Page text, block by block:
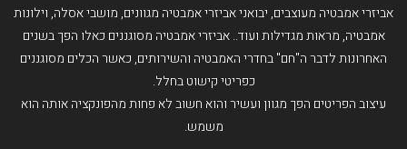
אביזרי אמבטיה מעוצבים, יבואני אביזרי אמבטיה מגוונים, מושבי אסלה, וילונות
אמבטיה, מראות מגדילות ועוד.. אביזרי אמבטיה מסוגננים כאלו הפך בשנים
האחרונות לדבר ה"חם" בחדרי האמבטיה והשירותים, כאשר הכלים מסוגננים
כפריטי קישוט בחלל.
עיצוב הפריטים הפך מגוון ועשיר והוא חשוב לא פחות מהפונקציה אותה הוא
משמש.